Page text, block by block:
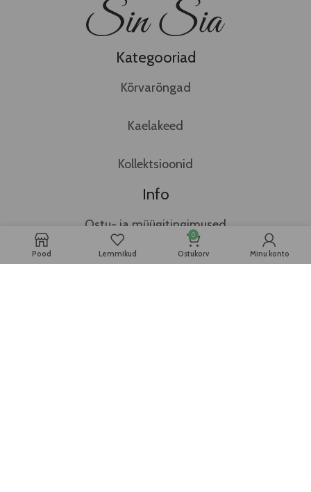
Kategooriad
Kõrvarõngad
Kaelakeed
Kollektsioonid
Info
Ostu- ja müügitingimused
Privaatsuspoliitika
Pood Lemmikud
0
Ostukorv Minu konto